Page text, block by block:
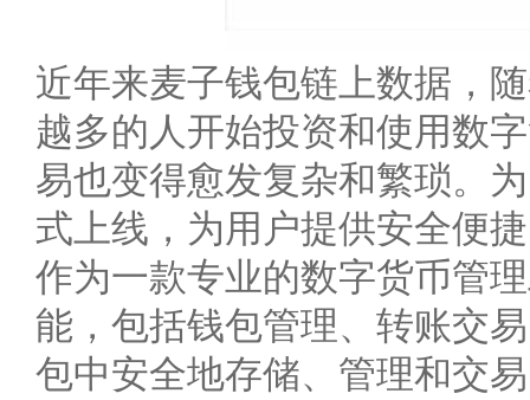
近年来麦子钱包链上数据，
越多的人开始投资和使用数
易也变得愈发复杂和繁琐。
式上线，为用户提供安全便
作为一款专业的数字货币管
能，包括钱包管理、转账交
包中安全地存储、管理和交